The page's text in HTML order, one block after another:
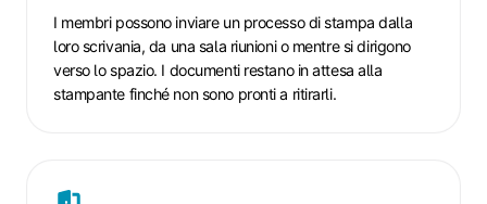
I membri possono inviare un processo di stampa dalla
loro scrivania, da una sala riunioni o mentre si dirigono
verso lo spazio. I documenti restano in attesa alla
stampante finché non sono pronti a ritirarli.
tardi